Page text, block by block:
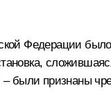
Федерации
– были признаны